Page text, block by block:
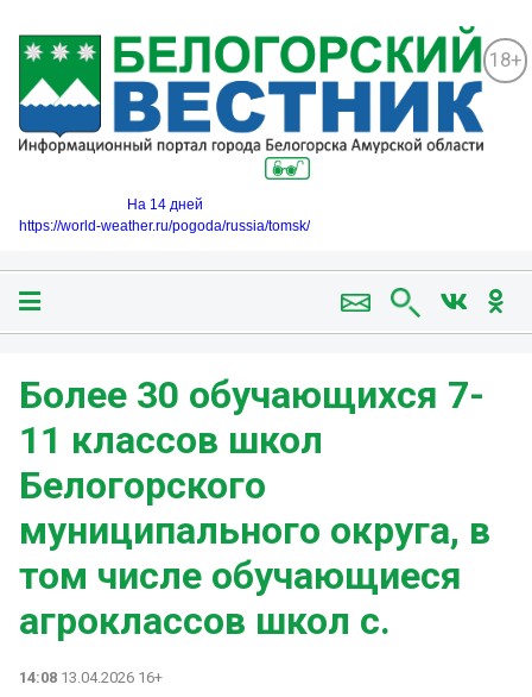
18+
На 14 дней
https://world-weather.ru/pogoda/russia/tomsk/
Более 30 обучающихся 7-
11 классов школ
Белогорского
муниципального округа, в
том числе обучающиеся
агроклассов школ с.
14:08 13.04.2026 16+